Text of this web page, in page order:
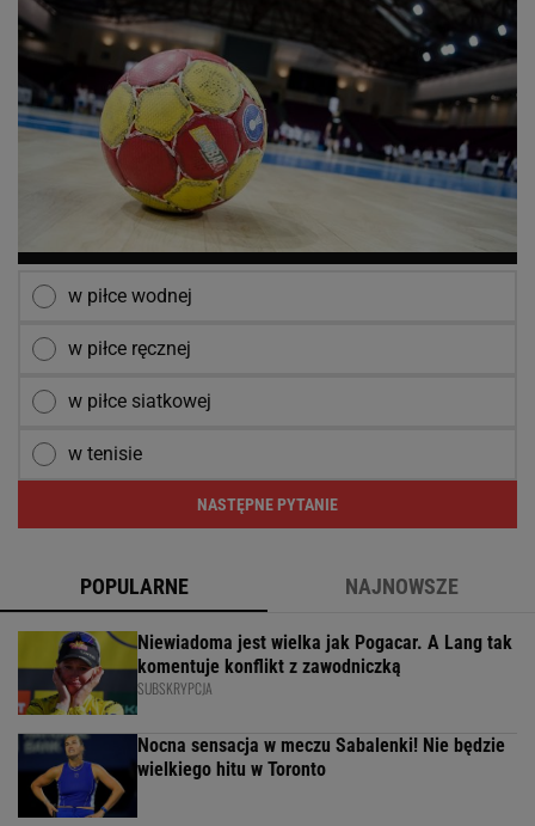
w piłce wodnej
w piłce ręcznej
w piłce siatkowej
w tenisie
NASTĘPNE PYTANIE
POPULARNE NAJNOWSZE
Niewiadoma jest wielka jak Pogacar. A Lang tak
komentuje konflikt z zawodniczką
SUBSKRYPCJA
Nocna sensacja w meczu Sabalenki! Nie będzie
wielkiego hitu w Toronto